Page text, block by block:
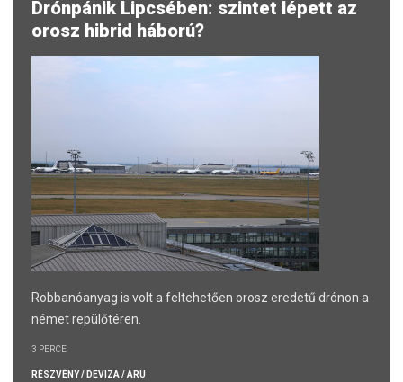
Drónpánik Lipcsében: szintet lépett az
orosz hibrid háború?
Robbanóanyag is volt a feltehetően orosz eredetű drónon a
német repülőtéren.
3 PERCE
RÉSZVÉNY / DEVIZA / ÁRU